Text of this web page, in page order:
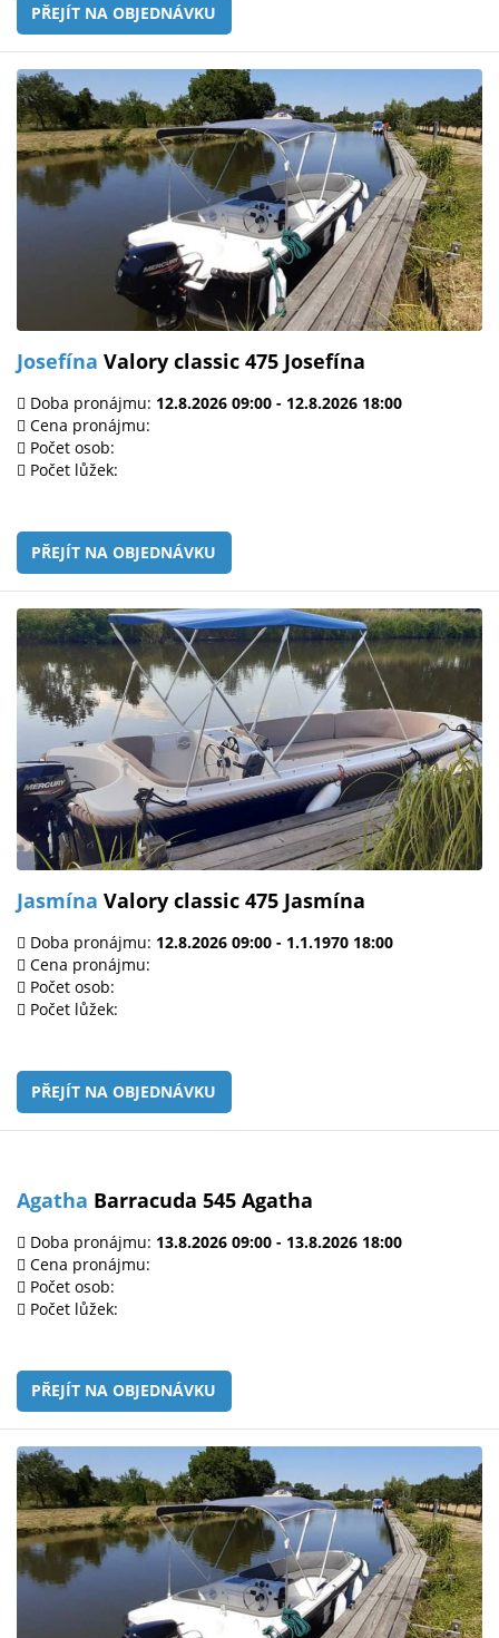
PŘEJÍT NA OBJEDNÁVKU
Josefína Valory classic 475 Josefína
Doba pronájmu: 12.8.2026 09:00 - 12.8.2026 18:00
Cena pronájmu:
Počet osob:
Počet lůžek:
PŘEJÍT NA OBJEDNÁVKU
Jasmína Valory classic 475 Jasmína
Doba pronájmu: 12.8.2026 09:00 - 1.1.1970 18:00
Cena pronájmu:
Počet osob:
Počet lůžek:
PŘEJÍT NA OBJEDNÁVKU
Agatha Barracuda 545 Agatha
Doba pronájmu: 13.8.2026 09:00 - 13.8.2026 18:00
Cena pronájmu:
Počet osob:
Počet lůžek:
PŘEJÍT NA OBJEDNÁVKU